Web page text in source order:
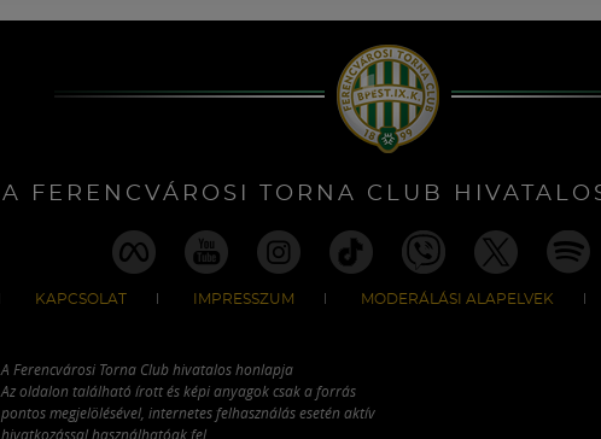
A FERENCVÁROSI TORNA CLUB
KAPCSOLAT IMPRESSZUM MODERÁLÁSI ALAPELVEK
A Ferencvárosi Torna Club hivatalos honlapja
Az oldalon található írott és képi anyagok csak a forrás
pontos megjelölésével, internetes felhasználás esetén aktív
hivatkozással használhatóak fel.